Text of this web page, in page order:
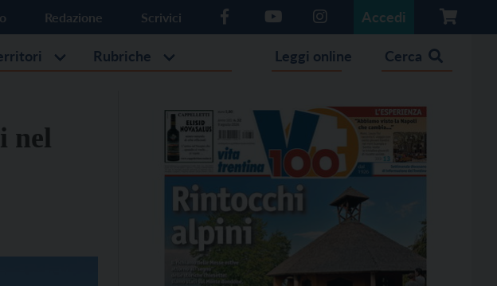
Redazione Scrivici Accedi
Rubriche Leggi online Cerca
nel